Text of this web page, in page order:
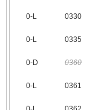
0‑L 0330
0‑L 0335
0‑D 0360
0‑L 0361